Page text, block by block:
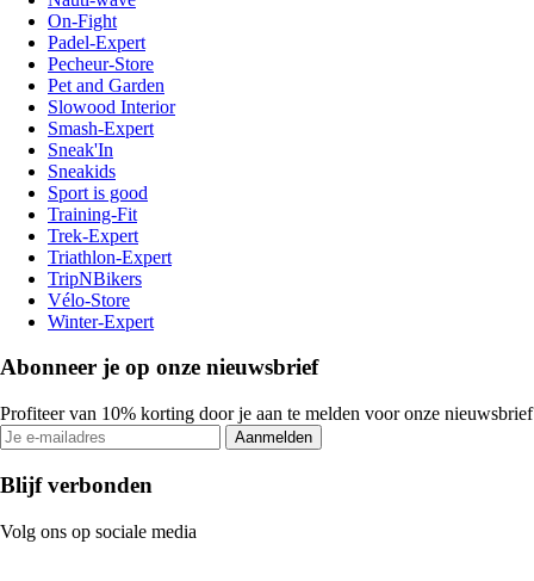
On-Fight
Padel-Expert
Pecheur-Store
Pet and Garden
Slowood Interior
Smash-Expert
Sneak'In
Sneakids
Sport is good
Training-Fit
Trek-Expert
Triathlon-Expert
TripNBikers
Vélo-Store
Winter-Expert
Abonneer je op onze nieuwsbrief
Profiteer van 10% korting door je aan te melden voor onze nieuwsbrief
Aanmelden
Blijf verbonden
Volg ons op sociale media